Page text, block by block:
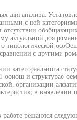
дня анализа.
с ней
отсутствии
актуальной доя
типологической
с другими
категораальиога
ооиош и структурао-
организации
в
решаются